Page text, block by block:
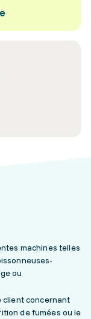
machines telles
ou
client concernant
de fumées ou le